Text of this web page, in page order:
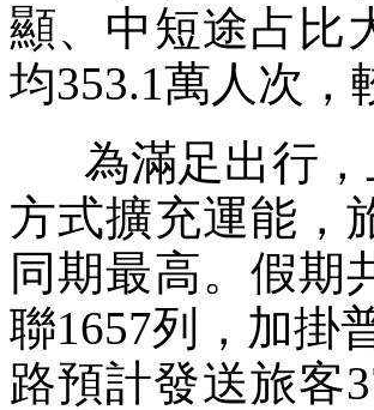
顯、中短途占比
均353.1萬人次，
為滿足出行，
方式擴充運能，
同期最高。假期
聯1657列，加掛
路預計發送旅客